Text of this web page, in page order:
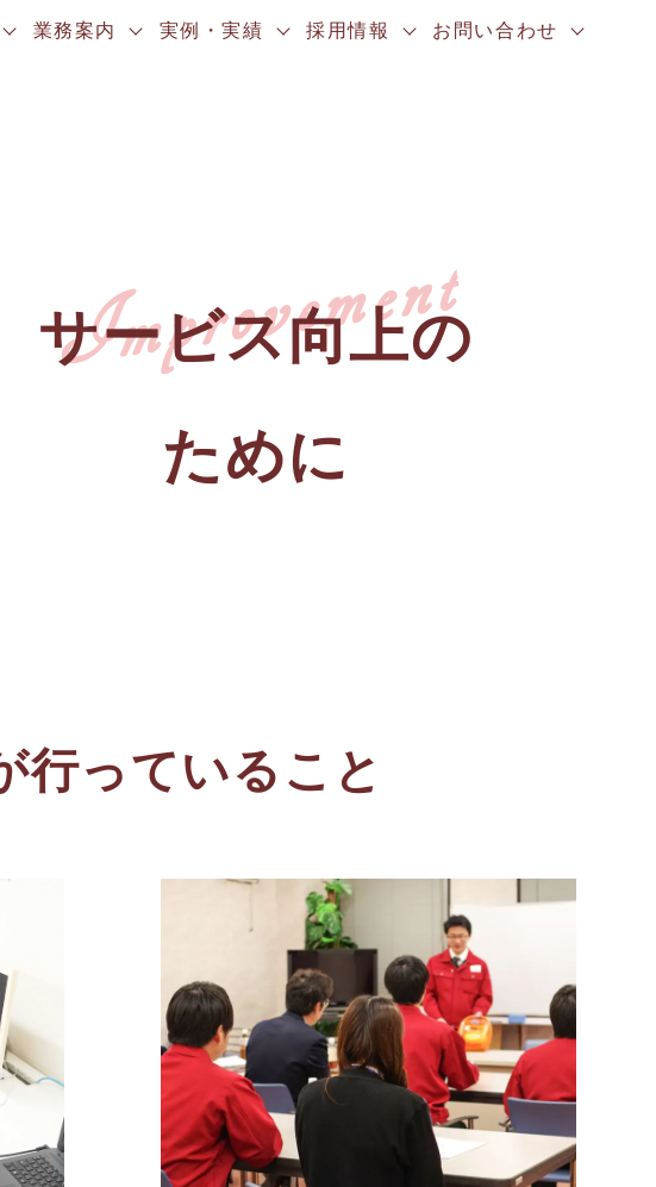
業務案内 実例・実績 採用情報 お問い合わせ
Improvement
サービス向上の
ために
行っていること